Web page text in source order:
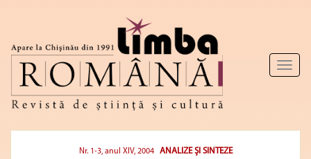
Toggle
Nr. 1-3, anul XIV, 2004 ANALIZE ŞI SINTEZE